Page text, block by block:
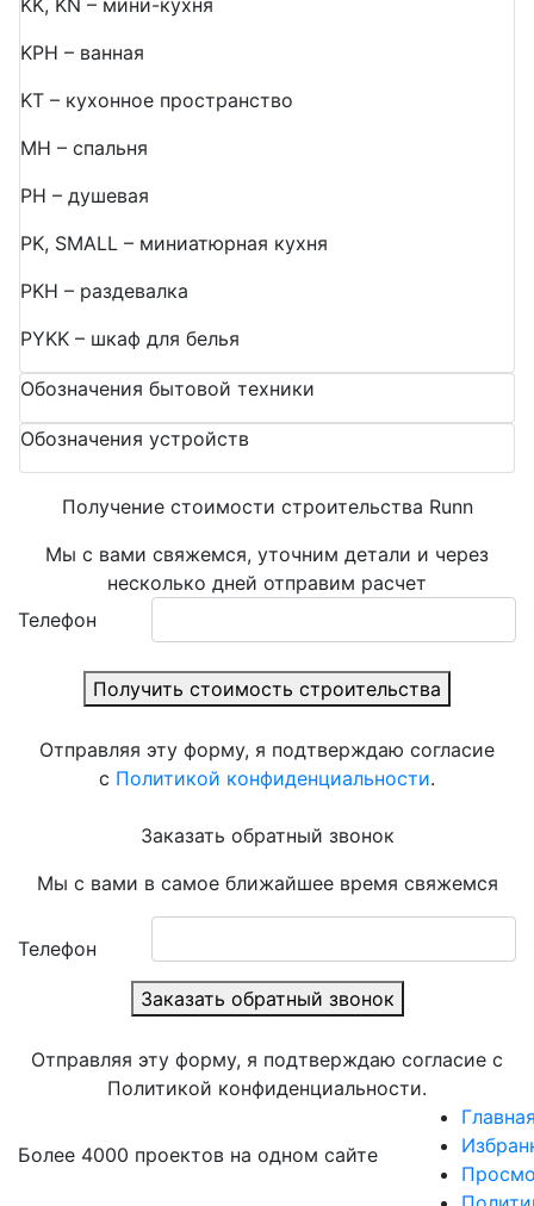
KK, KN – мини-кухня
KPH – ванная
KT – кухонное пространство
MH – спальня
PH – душевая
PK, SMALL – миниатюрная кухня
PKH – раздевалка
PYKK – шкаф для белья
Обозначения бытовой техники
Обозначения устройств
Получение стоимости строительства Runn
Мы с вами свяжемся, уточним детали и через
несколько дней отправим расчет
Телефон
Получить стоимость строительства
Отправляя эту форму, я подтверждаю согласие
с Политикой конфиденциальности.
Заказать обратный звонок
Мы с вами в самое ближайшее время свяжемся
Телефон
Заказать обратный звонок
Отправляя эту форму, я подтверждаю согласие с
Политикой конфиденциальности.
Более 4000 проектов на одном сайте